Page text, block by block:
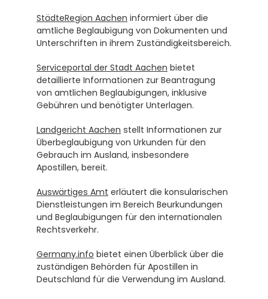
StädteRegion Aachen informiert über die
amtliche Beglaubigung von Dokumenten und
Unterschriften in ihrem Zuständigkeitsbereich.
Serviceportal der Stadt Aachen bietet
detaillierte Informationen zur Beantragung
von amtlichen Beglaubigungen, inklusive
Gebühren und benötigter Unterlagen.
Landgericht Aachen stellt Informationen zur
Überbeglaubigung von Urkunden für den
Gebrauch im Ausland, insbesondere
Apostillen, bereit.
Auswärtiges Amt erläutert die konsularischen
Dienstleistungen im Bereich Beurkundungen
und Beglaubigungen für den internationalen
Rechtsverkehr.
Germany.info bietet einen Überblick über die
zuständigen Behörden für Apostillen in
Deutschland für die Verwendung im Ausland.